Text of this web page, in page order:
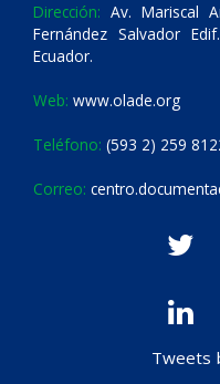
Dirección: Av. Mariscal
Fernández Salvador
Ecuador.
Web: www.olade.org
Teléfono: (593 2) 259
Correo:
Tweets